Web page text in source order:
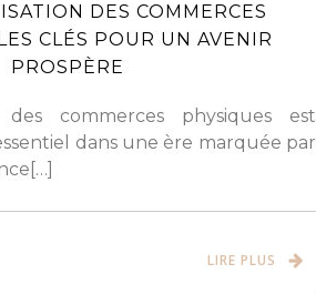
DES COMMERCES
CLÉS POUR UN AVENIR
PROSPÈRE
des commerces physiques est
dans une ère marquée par
LIRE PLUS